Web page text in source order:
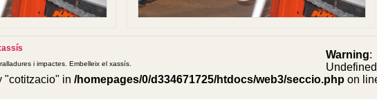
i impactes. Embelleix el xassís.
Warning:
Undefined
"cotitzacio" in/homepages/0/d334671725/htdocs/web3/seccio.php on